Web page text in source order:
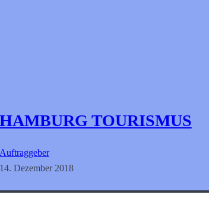
HAMBURG TOURISMUS
Auftraggeber
14. Dezember 2018